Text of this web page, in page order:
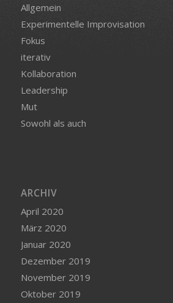
Allgemein
Experimentelle Improvisation
Fokus
iterativ
Kollaboration
Leadership
Mut
Sowohl als auch
ARCHIV
April 2020
März 2020
Januar 2020
Dezember 2019
November 2019
Oktober 2019